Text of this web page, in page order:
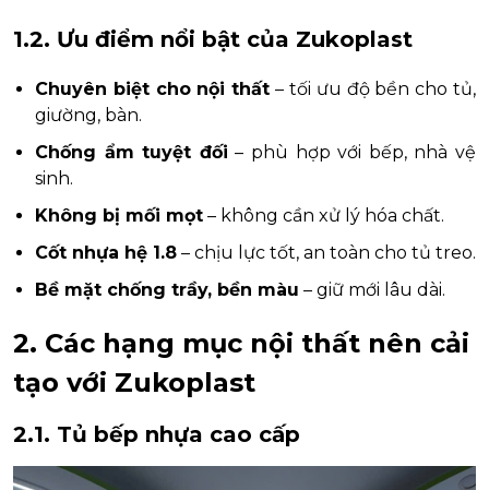
1.2. Ưu điểm nổi bật của Zukoplast
Chuyên biệt cho nội thất – tối ưu độ bền cho tủ,
giường, bàn.
Chống ẩm tuyệt đối – phù hợp với bếp, nhà vệ
sinh.
Không bị mối mọt – không cần xử lý hóa chất.
Cốt nhựa hệ 1.8 – chịu lực tốt, an toàn cho tủ treo.
Bề mặt chống trầy, bền màu – giữ mới lâu dài.
2. Các hạng mục nội thất nên cải
tạo với Zukoplast
2.1. Tủ bếp nhựa cao cấp